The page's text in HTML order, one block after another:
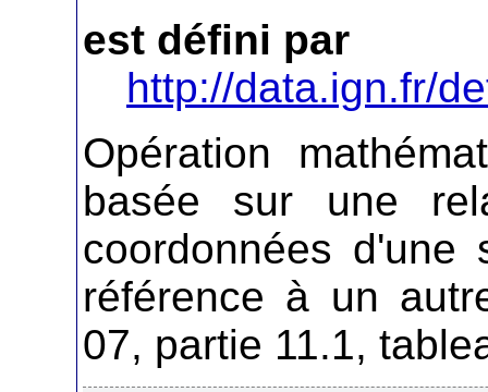
est défini par
http://data.ign.fr/
Opération
basée sur une
coordonnées d'une
référence à un
07, partie 11.1,